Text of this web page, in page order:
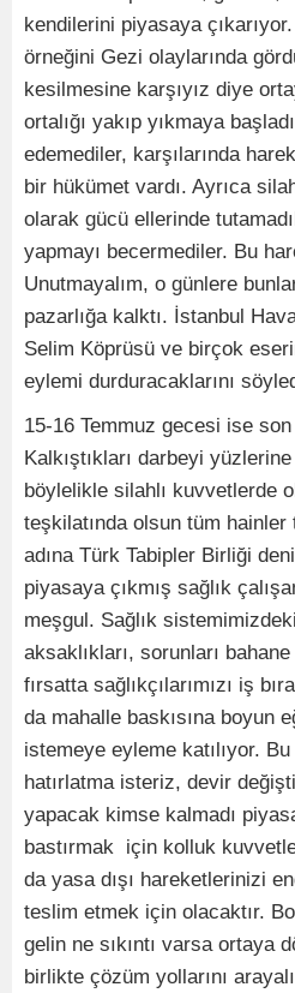
kendilerini piyasaya çıkarıyor.
örneğini Gezi olaylarında
kesilmesine karşıyız diye
ortalığı yakıp yıkmaya
edemediler, karşılarında
bir hükümet vardı. Ayrıca
olarak gücü ellerinde
yapmayı becermediler. Bu
Unutmayalım, o günlere
pazarlığa kalktı. İstanbul
Selim Köprüsü ve birçok
eylemi durduracaklarını
15-16 Temmuz gecesi ise son
Kalkıştıkları darbeyi
böylelikle silahlı kuvvetlerde
teşkilatında olsun tüm
adına Türk Tabipler Birliği
piyasaya çıkmış sağlık
meşgul. Sağlık
aksaklıkları, sorunları
fırsatta sağlıkçılarımızı iş
da mahalle baskısına boyun
istemeye eyleme katılıyor.
hatırlatma isteriz, devir
yapacak kimse kalmadı
bastırmak için kolluk
da yasa dışı hareketlerinizi
teslim etmek için olacaktır.
gelin ne sıkıntı varsa ortaya
birlikte çözüm yollarını